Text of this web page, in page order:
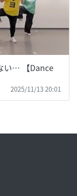
い… 【Dance
2025/11/13 20:01